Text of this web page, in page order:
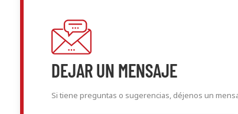
DEJAR UN MENSAJE
Si tiene preguntas o sugerencias, déjenos un